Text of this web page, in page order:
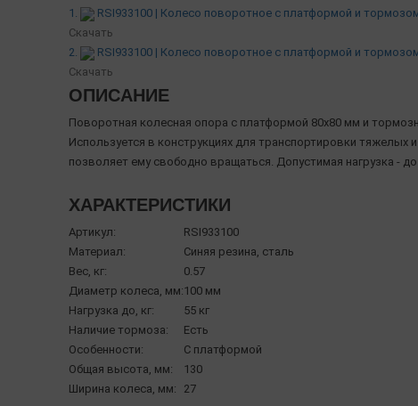
1.
RSI933100 | Колесо поворотное с платформой и
Скачать
2.
RSI933100 | Колесо поворотное с платформой и
Скачать
ОПИСАНИЕ
Поворотная колесная опора с платформой 80х80 мм и
Используется в конструкциях для транспортировки
позволяет ему свободно вращаться. Допустимая нагрузка - до
ХАРАКТЕРИСТИКИ
Артикул:
RSI933100
Материал:
Синяя резина, сталь
Вес, кг:
0.57
Диаметр колеса, мм:100 мм
Нагрузка до, кг:
55 кг
Наличие тормоза:
Есть
Особенности:
С платформой
Общая высота, мм:
130
Ширина колеса, мм:
27